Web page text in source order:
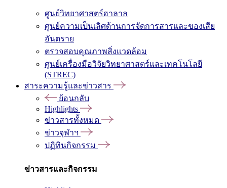
ศูนย์วิทยาศาสตร์ฮาลาล
ศูนย์ความเป็นเลิศด้านการจัดการสารและของเสีย
อันตราย
ตรวจสอบคุณภาพสิ่งแวดล้อม
ศูนย์เครื่องมือวิจัยวิทยาศาสตร์และเทคโนโลยี
(STREC)
สาระความรู้และข่าวสาร
ย้อนกลับ
Highlights
ข่าวสารทั้งหมด
ข่าวจุฬาฯ
ปฏิทินกิจกรรม
ข่าวสารและกิจกรรม